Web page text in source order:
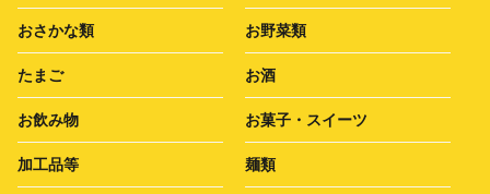
おさかな類 お野菜類
たまご お酒
お飲み物 お菓子・スイーツ
加工品等 麺類